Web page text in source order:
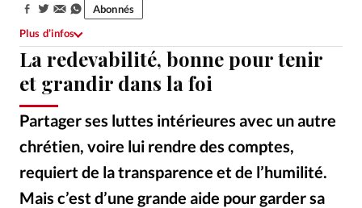
Opinions
Tous les articles
Faire un don
Emploi
Se connecter
Édition: Internationale
La redevabilité, bonne pour tenir
et grandir dans la foi
Partager ses luttes intérieures avec un autre
chrétien, voire lui rendre des comptes,
requiert de la transparence et de l’humilité.
Mais c’est d’une grande aide pour garder sa
Partager:
Abonnés
Plus d’infos